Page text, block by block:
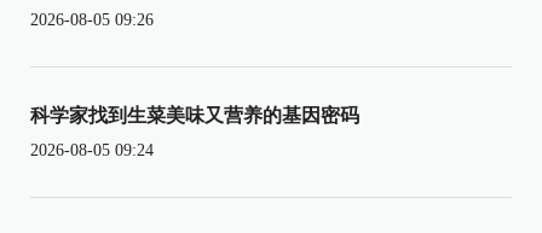
2026-08-05 09:26
科学家找到生菜美味又营养的基因密码
2026-08-05 09:24